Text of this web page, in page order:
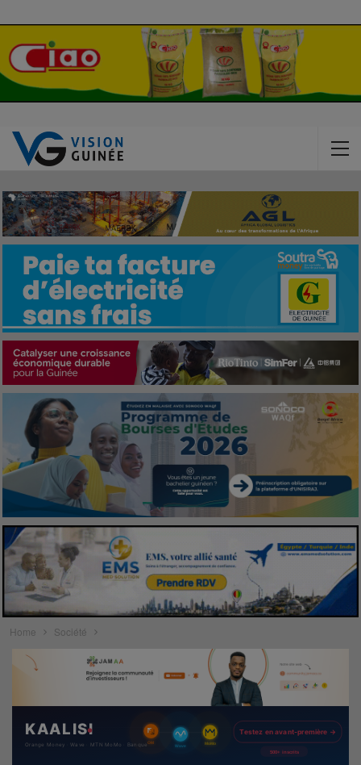
Home Société